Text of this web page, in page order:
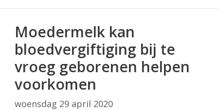
Moedermelk kan
bloedvergiftiging bij te
vroeg geborenen helpen
voorkomen
woensdag 29 april 2020